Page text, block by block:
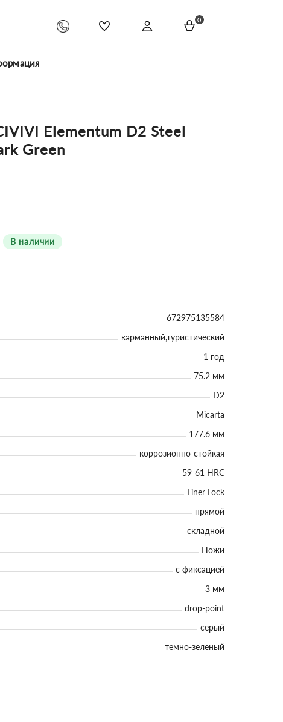
0
Elementum D2 Steel
Green
В наличии
672975135584
карманный,туристический
1 год
75.2 мм
D2
Micarta
177.6 мм
коррозионно-стойкая
59-61 HRC
Liner Lock
прямой
складной
Ножи
с фиксацией
3 мм
drop-point
серый
темно-зеленый